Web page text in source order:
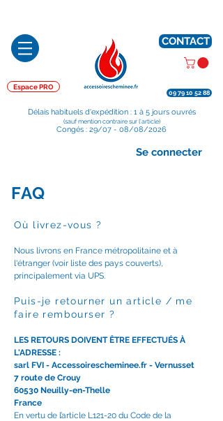
Espace PRO
CONTACT
09 79 10 52 88
Délais habituels d'expédition : 1 à 5 jours ouvrés
(sauf mention contraire sur l'article)
Congés : 29/07 - 08/08/2026
Se connecter
Où livrez-vous ?
Nous livrons en France métropolitaine et à
l'étranger (voir liste des pays couverts),
principalement via UPS.
Puis-je retourner un article / me
faire rembourser ?
LES RETOURS DOIVENT ÊTRE EFFECTUÉS À
L'ADRESSE :
sarl FVI - Accessoirescheminee.fr - Vernusset
7 route de Crouy
60530 Neuilly-en-Thelle
France
En vertu de l’article L121-20 du Code de la
FAQ